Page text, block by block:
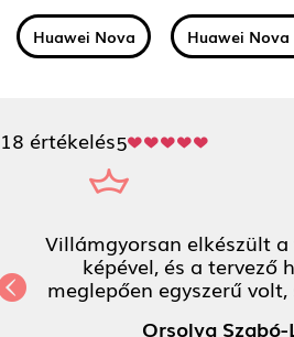
Huawei Nova Huawei Nova
18 értékelés5
Villámgyorsan elkészült
képével, és a tervező
meglepően egyszerű
Orsolya
Previous